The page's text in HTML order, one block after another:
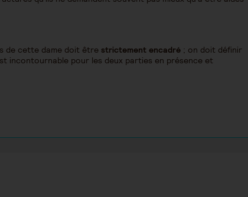
de cette dame doit être strictement encadré ; on doit définir
incontournable pour les deux parties en présence et